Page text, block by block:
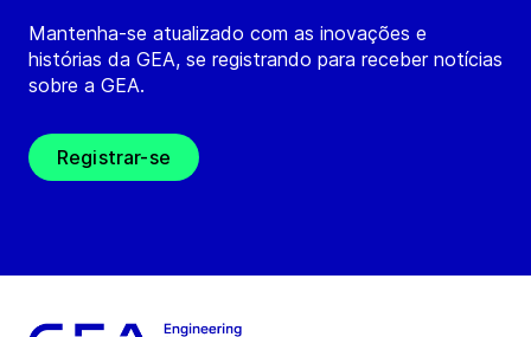
Mantenha-se atualizado com as inovações e
histórias da GEA, se registrando para receber notícias
sobre a GEA.
Registrar-se